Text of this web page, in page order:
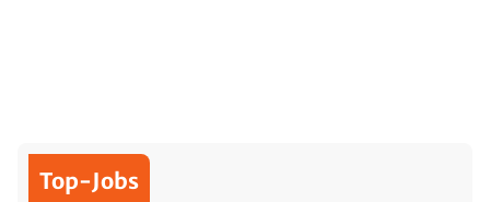
Top-Jobs